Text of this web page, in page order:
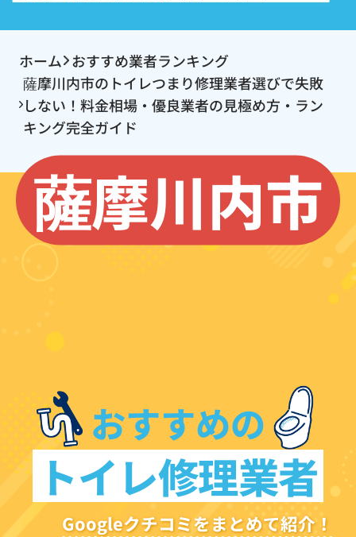
ホーム おすすめ業者ランキング
薩摩川内市のトイレつまり修理業者選びで失敗
しない！料金相場・優良業者の見極め方・ラン
キング完全ガイド
薩摩川内市
おすすめの
トイレ修理業者
Googleクチコミをまとめて紹介！